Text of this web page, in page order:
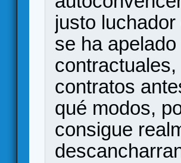
justo
se ha
contratos
qué modos,
consigue